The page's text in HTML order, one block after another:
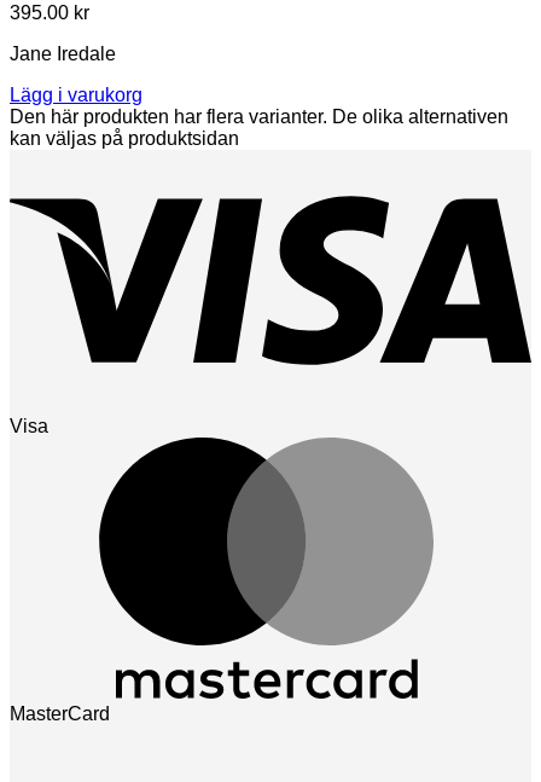
395.00 kr
Jane Iredale
Lägg i varukorg
Den här produkten har flera varianter. De olika alternativen
kan väljas på produktsidan
Visa
MasterCard